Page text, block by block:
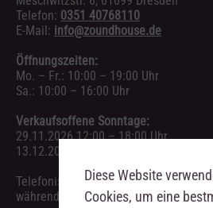
Telefon: 0351 40768110
E-Mail: info@zoundhouse.de
Öffnungszeiten:
Mo. – Fr.: 10:00 – 19:00 Uhr
Sa.: 10:00 – 16:00 Uhr
Verkaufsoffene Sonntage:
29.11.2026 12:00 – 18:00 Uhr
13.12.2026 12:00 – 18:00 Uhr
Telefonische Anfragen sind
während unserer Geschäftszeiten
Diese Website
Cookies, um eine